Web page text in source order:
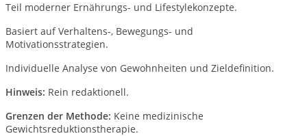
Teil moderner Ernährungs- und Lifestylekonzepte.
Basiert auf Verhaltens-, Bewegungs- und
Motivationsstrategien.
Individuelle Analyse von Gewohnheiten und Zieldefinition.
Hinweis: Rein redaktionell.
Grenzen der Methode: Keine medizinische
Gewichtsreduktionstherapie.